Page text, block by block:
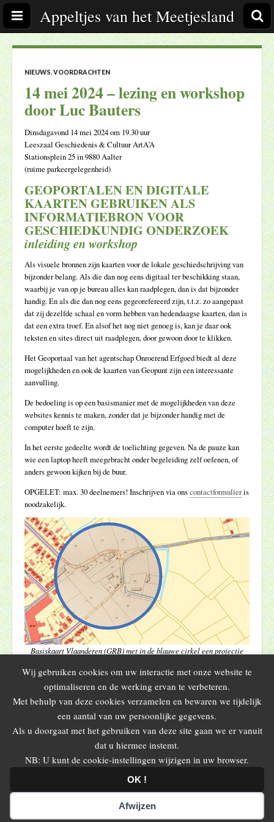
Appeltjes van het Meetjesland
NIEUWS,VOORDRACHTEN
14 mei 2024 – lezing en workshop
door Luc Bauters
Dinsdagavond 14 mei 2024 om 19.30 uur
Leeszaal Geschiedenis & Cultuur ArtA’A
Stationsplein 25 in 9880 Aalter
(ruime parkeergelegenheid)
GEOPORTALEN EN DIGITALE
KAARTEN GEBRUIKEN ALS
INFORMATIEBRON VOOR
GESCHIEDKUNDIG ONDERZOEK
inleiding en workshop
Als visuele bronnen zijn kaarten voor de lokale geschiedschrijving van
bijzonder belang. Als die dan nog eens digitaal ter beschikking staan,
waarbij je van op je bureau alles kan raadplegen, dan is dat bijzonder
handig. En als die dan nog eens gegeorefereerd zijn, t.t.z. zo aangepast
dat zij dezelfde schaal en vorm hebben van hedendaagse kaarten, dan is
dat een extra troef. En alsof het nog niet genoeg is, kan je daar ook
teksten en sites direct uit raadplegen, door gewoon door te klikken.
Het Geoportaal van het agentschap Onroerend Erfgoed biedt al deze
mogelijkheden en ook de kaarten van Geopunt zijn een interessante
aanvulling.
De bedoeling is op een basismanier met de mogelijkheden van deze
websites kennis te maken, zonder dat je bijzonder handig met de
computer hoeft te zijn.
In het eerste gedeelte wordt de toelichting gegeven. Na de pauze kan
wie een laptop heeft meegebracht onder begeleiding zelf oefenen, of
anders gewoon kijken bij de buur.
OPGELET: max. 30 deelnemers! Inschrijven via onscontactformulieris
noodzakelijk.
Basiskaart Vlaanderen (GRB) met in de blauwe cirkel een projectie
Atlas der Buurtwegen (1841-1845).
Let op de omwalde hoeve Jacquemijnsstede, Houtem 12, Aalter;
linksonder ARTA’A, Stationsplein 25.
Reakties gesloten
Blader
de
← 2024 – Veertiende
15 september 2024 – lezing door Dirk
Verbeke →
Appeltjes van het Meetjesland. Alle rechten voorbehouden.
Layout:Variatie op het themaCarton.
Wij gebruiken cookies om uw interactie met onze website te
optimaliseren en de werking ervan te verbeteren.
Met behulp van deze cookies verzamelen en bewaren we tijdelijk
een aantal van uw persoonlijke gegevens.
Als u doorgaat met het gebruiken van deze site gaan we er vanuit
dat u hiermee instemt.
NB: U kunt de cookie-instellingen wijzigen in uw browser.
OK !
Afwijzen